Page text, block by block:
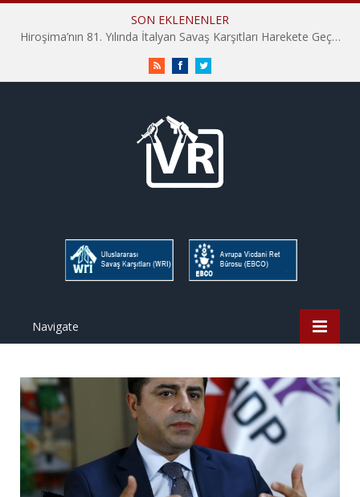
SON EKLENENLER
Hiroşima’nın 81. Yılında İtalyan Savaş Karşıtları Harekete Geçti: “Hatırlamak yeterli değil”
RSS FacebookTwitter
Navigate